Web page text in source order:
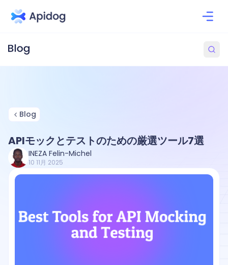
Blog
APIモックとテストのための厳選ツール7選
INEZA Felin-Michel
10 11月 2025